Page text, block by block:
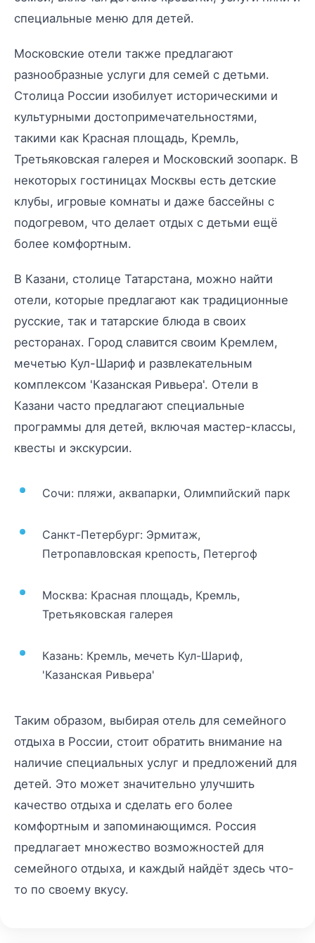
специальные меню для детей.
Московские отели также предлагают
разнообразные услуги для семей с детьми.
Столица России изобилует историческими и
культурными достопримечательностями,
такими как Красная площадь, Кремль,
Третьяковская галерея и Московский зоопарк. В
некоторых гостиницах Москвы есть детские
клубы, игровые комнаты и даже бассейны с
подогревом, что делает отдых с детьми ещё
более комфортным.
В Казани, столице Татарстана, можно найти
отели, которые предлагают как традиционные
русские, так и татарские блюда в своих
ресторанах. Город славится своим Кремлем,
мечетью Кул-Шариф и развлекательным
комплексом 'Казанская Ривьера'. Отели в
Казани часто предлагают специальные
программы для детей, включая мастер-классы,
квесты и экскурсии.
Сочи: пляжи, аквапарки, Олимпийский парк
Санкт-Петербург: Эрмитаж,
Петропавловская крепость, Петергоф
Москва: Красная площадь, Кремль,
Третьяковская галерея
Казань: Кремль, мечеть Кул-Шариф,
'Казанская Ривьера'
Таким образом, выбирая отель для семейного
отдыха в России, стоит обратить внимание на
наличие специальных услуг и предложений для
детей. Это может значительно улучшить
качество отдыха и сделать его более
комфортным и запоминающимся. Россия
предлагает множество возможностей для
семейного отдыха, и каждый найдёт здесь что-
то по своему вкусу.